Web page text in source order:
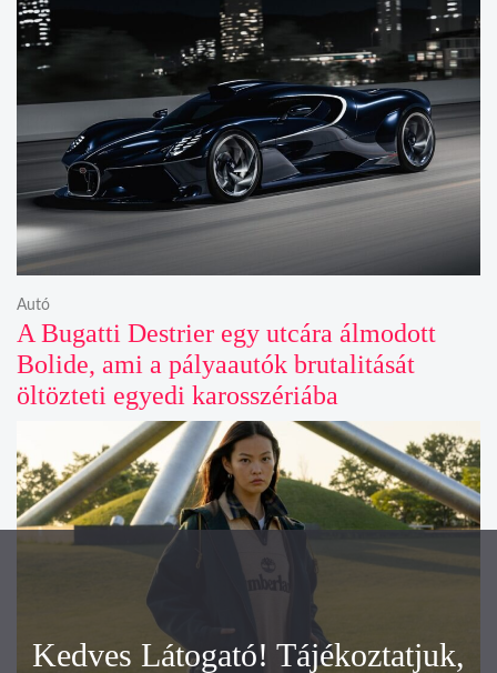
A Bugatti Destrier egy utcára álmodott
Bolide, ami a pályaautók brutalitását
öltözteti egyedi karosszériába
Autó
Kedves Látogató! Tájékoztatjuk,